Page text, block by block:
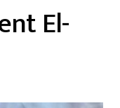
El-